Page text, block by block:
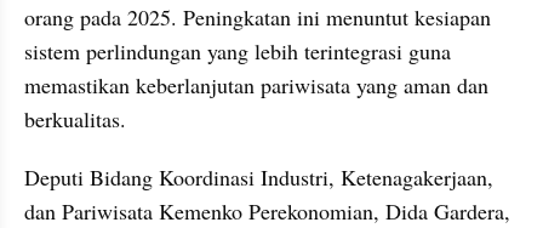
orang pada 2025. Peningkatan ini menuntut kesiapan
sistem perlindungan yang lebih terintegrasi guna
memastikan keberlanjutan pariwisata yang aman dan
berkualitas.
Deputi Bidang Koordinasi Industri, Ketenagakerjaan,
dan Pariwisata Kemenko Perekonomian, Dida Gardera,